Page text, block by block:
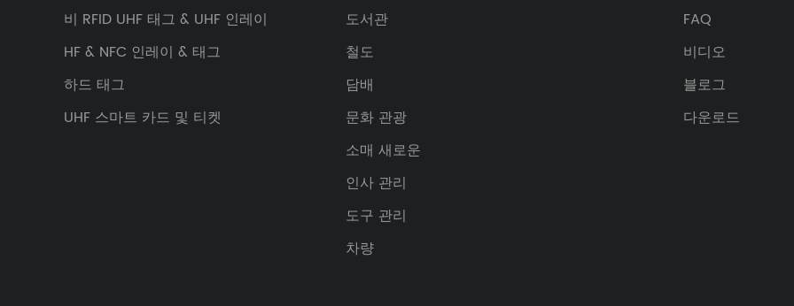
비 RFID UHF 태그 & UHF 인레이
HF & NFC 인레이 & 태그
하드 태그
UHF 스마트 카드 및 티켓
도서관
철도
담배
문화 관광
소매 새로운
인사 관리
도구 관리
차량
FAQ
비디오
블로그
다운로드